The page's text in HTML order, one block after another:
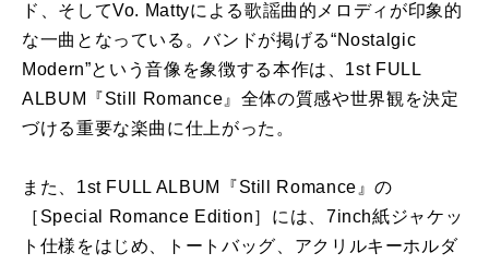
ド、そしてVo. Mattyによる歌謡曲的メロディが印象的
な一曲となっている。バンドが掲げる“Nostalgic
Modern”という音像を象徴する本作は、1st FULL
ALBUM『Still Romance』全体の質感や世界観を決定
づける重要な楽曲に仕上がった。
また、1st FULL ALBUM『Still Romance』の
［Special Romance Edition］には、7inch紙ジャケッ
ト仕様をはじめ、トートバッグ、アクリルキーホルダ